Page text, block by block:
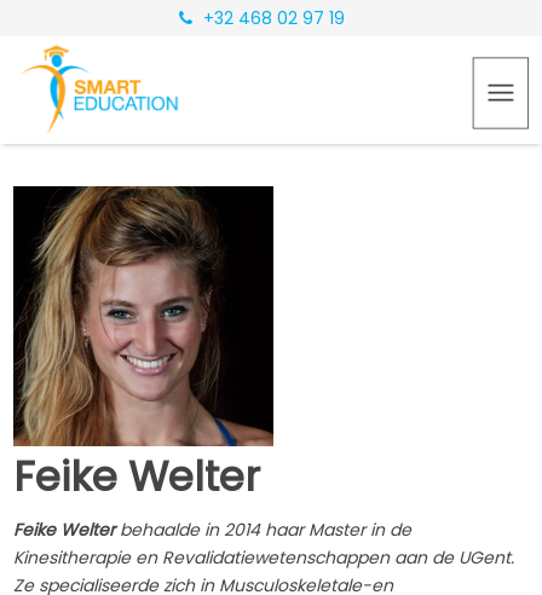
+32 468 02 97 19
Feike Welter
Feike Welterbehaalde in 2014 haar Master in de
Kinesitherapie en Revalidatiewetenschappen aan de UGent.
Ze specialiseerde zich in Musculoskeletale-en